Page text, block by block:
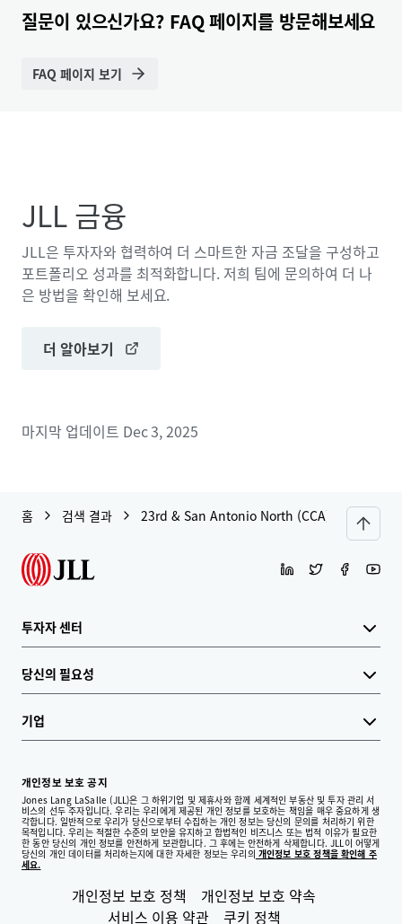
질문이 있으신가요? FAQ 페이지를 방문해보세요
FAQ 페이지 보기
JLL 금융
JLL은 투자자와 협력하여 더 스마트한 자금 조달을 구성하고
포트폴리오 성과를 최적화합니다. 저희 팀에 문의하여 더 나
은 방법을 확인해 보세요.
더 알아보기
마지막 업데이트 Dec 3, 2025
홈 검색 결과 23rd & San Antonio North (CCA) RFP
투자자 센터
당신의 필요성
기업
개인정보 보호 공지
Jones Lang LaSalle (JLL)은 그 하위기업 및 제휴사와 함께 세계적인 부동산 및 투자 관리 서
비스의 선두 주자입니다. 우리는 우리에게 제공된 개인 정보를 보호하는 책임을 매우 중요하게 생
각합니다. 일반적으로 우리가 당신으로부터 수집하는 개인 정보는 당신의 문의를 처리하기 위한
목적입니다. 우리는 적절한 수준의 보안을 유지하고 합법적인 비즈니스 또는 법적 이유가 필요한
한 동안 당신의 개인 정보를 안전하게 보관합니다. 그 후에는 안전하게 삭제합니다. JLL이 어떻게
당신의 개인 데이터를 처리하는지에 대한 자세한 정보는 우리의 개인정보 보호 정책을 확인해 주
세요.
개인정보 보호 정책
개인정보 보호 약속
서비스 이용 약관
쿠키 정책